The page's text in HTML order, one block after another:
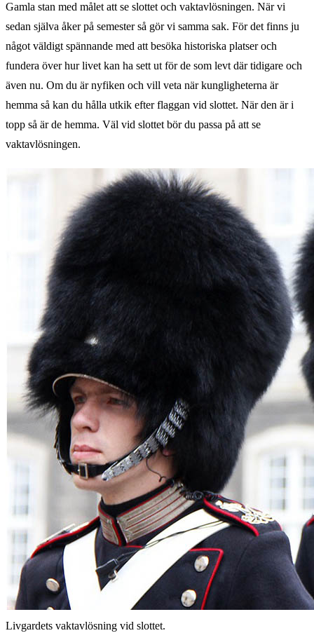
Gamla stan med målet att se slottet och vaktavlösningen. När vi
sedan själva åker på semester så gör vi samma sak. För det finns ju
något väldigt spännande med att besöka historiska platser och
fundera över hur livet kan ha sett ut för de som levt där tidigare och
även nu. Om du är nyfiken och vill veta när kungligheterna är
hemma så kan du hålla utkik efter flaggan vid slottet. När den är i
topp så är de hemma. Väl vid slottet bör du passa på att se
vaktavlösningen.
Livgardets vaktavlösning vid slottet.